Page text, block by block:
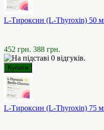
L-Тироксин (L-Thyroxin) 50
452 грн. 388 грн.
L-Тироксин (L-Thyroxin) 75